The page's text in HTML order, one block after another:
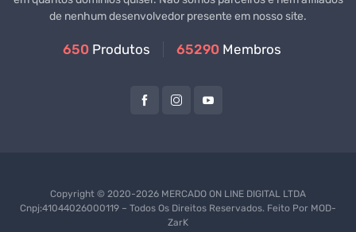
de nenhum desenvolvedor presente em nosso site.
650 Produtos 65290 Membros
Copyright © 2020-2026 MERCADO ON LINE DIGITAL LTDA
Cnpj:41044026000119 – Todos Os Direitos Reservados. Feito Por MOD-
ZarK